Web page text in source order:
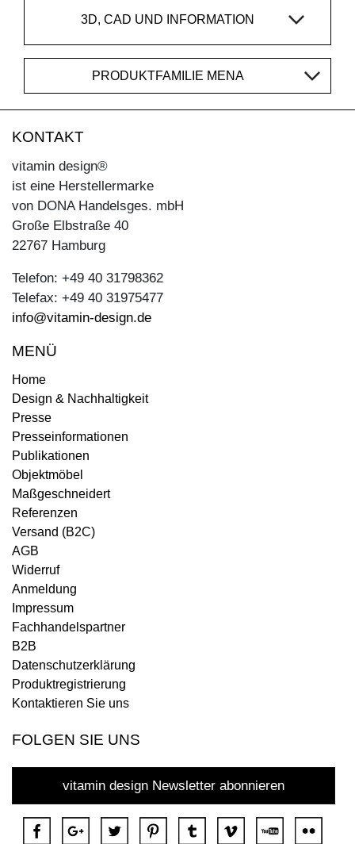
3D, CAD UND INFORMATION
PRODUKTFAMILIE MENA
KONTAKT
vitamin design®
ist eine Herstellermarke
von DONA Handelsges. mbH
Große Elbstraße 40
22767 Hamburg
Telefon: +49 40 31798362
Telefax: +49 40 31975477
info@vitamin-design.de
MENÜ
Home
Design & Nachhaltigkeit
Presse
Presseinformationen
Publikationen
Objektmöbel
Maßgeschneidert
Referenzen
Versand (B2C)
AGB
Widerruf
Anmeldung
Impressum
Fachhandelspartner
B2B
Datenschutzerklärung
Produktregistrierung
Kontaktieren Sie uns
FOLGEN SIE UNS
vitamin design Newsletter abonnieren